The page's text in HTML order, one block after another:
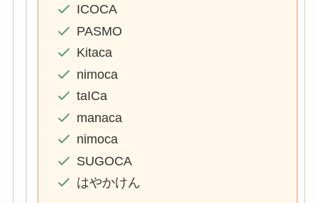
ICOCA
PASMO
Kitaca
nimoca
taICa
manaca
nimoca
SUGOCA
はやかけん